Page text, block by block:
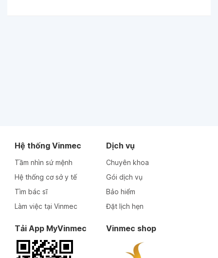
Hệ thống Vinmec
Tầm nhìn sứ mệnh
Hệ thống cơ sở y tế
Tìm bác sĩ
Làm việc tại Vinmec
Dịch vụ
Chuyên khoa
Gói dịch vụ
Bảo hiểm
Đặt lịch hẹn
Tải App MyVinmec Vinmec shop